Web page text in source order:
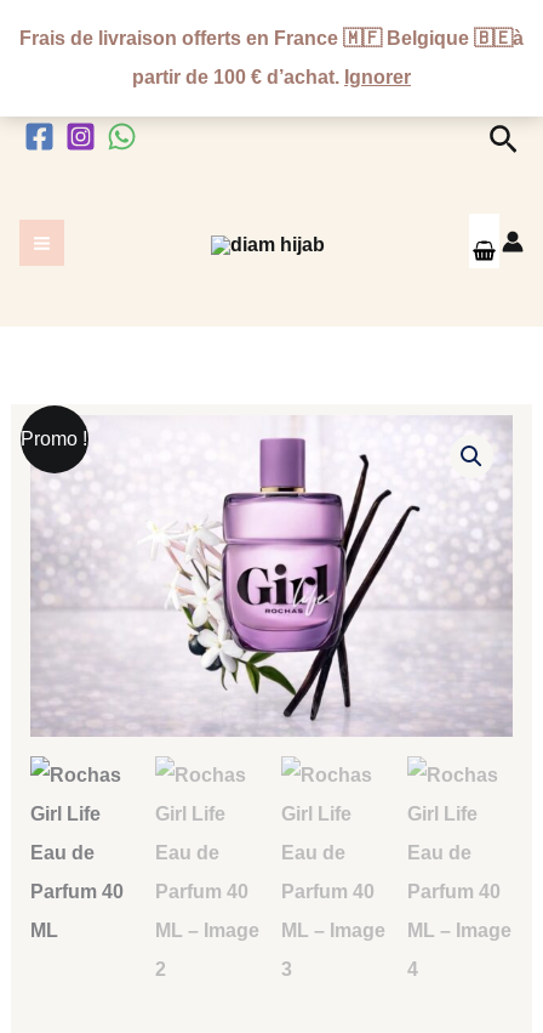
Frais de livraison offerts en France 🇲🇫 Belgique 🇧🇪à
partir de 100 € d’achat. Ignorer
Promo !
initial
était :
49,00 €.
Le
actuel
est :
35,00 €.
quantité
de
Rochas
Parfum
40
ML